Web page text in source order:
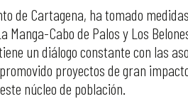
de Cartagena, ha tomado
Manga-Cabo de Palos y Los
un diálogo constante con las
proyectos de gran
núcleo de población.